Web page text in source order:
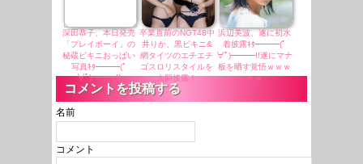
深田恭子、本日発売
「プレイボーイ」の
秘蔵ビキニおっぱい
写真ｷﾀ━━━(ﾟ
∀ﾟ)━━━!!
卒業直前のNGT48中
井りか、黒ビキニ&
網タイツのエチエチ
ゴスロリスタイルを
大胆披露！
浜辺美波、遂に初水
着披露ｷﾀ━━━(ﾟ
∀ﾟ)━━━!!遂にマナ
板を晒す覚悟ｗｗｗ
ｗｗ
コメントを投稿する
名前
コメント